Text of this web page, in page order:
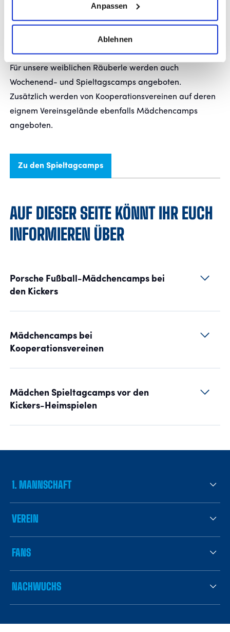
Anpassen
Ablehnen
gemeinsame Mittagspause mit Mittagessen. Danach
wird die zweite Trainingseinheit des Tages absolviert.
Für unsere weiblichen Räuberle werden auch
Wochenend- und Spieltagscamps angeboten.
Zusätzlich werden von Kooperationsvereinen auf deren
eignem Vereinsgelände ebenfalls Mädchencamps
angeboten.
Zu den Spieltagcamps
AUF DIESER SEITE KÖNNT IHR EUCH
INFORMIEREN ÜBER
Porsche Fußball-Mädchencamps bei
den Kickers
Mädchencamps bei
Kooperationsvereinen
Mädchen Spieltagcamps vor den
Kickers-Heimspielen
1. MANNSCHAFT
VEREIN
FANS
NACHWUCHS